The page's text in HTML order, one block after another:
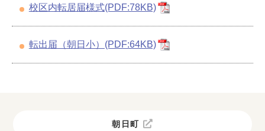
校区内転居届様式(PDF:78KB)
転出届（朝日小）(PDF:64KB)
朝日町